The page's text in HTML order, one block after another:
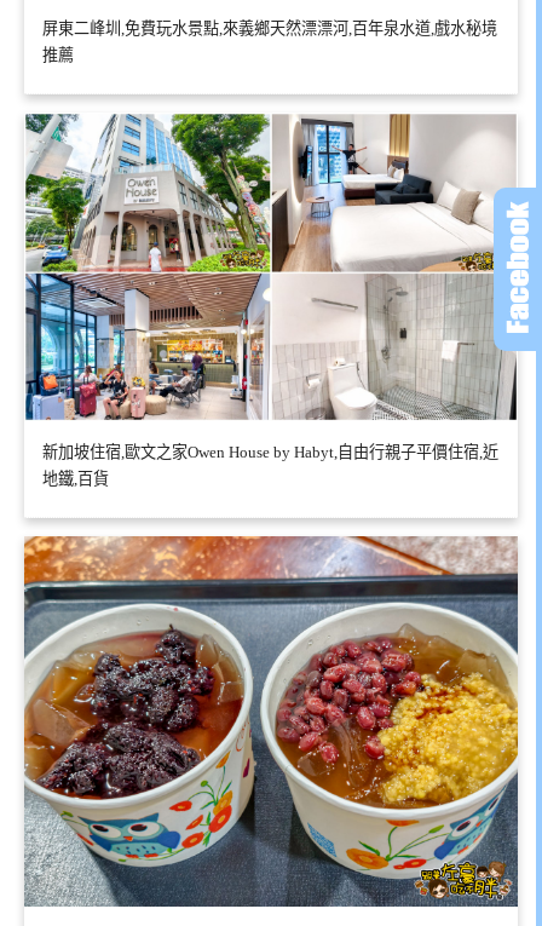
屏東二峰圳,免費玩水景點,來義鄉天然漂漂河,百年泉水道,戲水秘境
推薦
新加坡住宿,歐文之家Owen House by Habyt,自由行親子平價住宿,近
地鐵,百貨